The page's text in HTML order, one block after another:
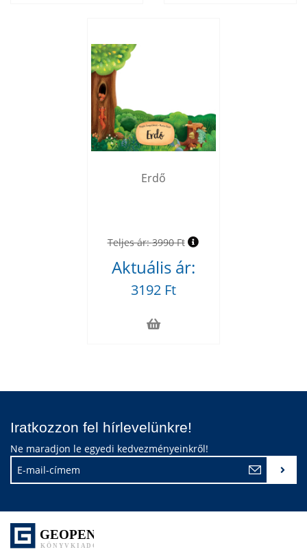
Erdő
Teljes ár:3990 Ft
Aktuális ár:
3192 Ft
Iratkozzon fel hírlevelünkre!
Ne maradjon le egyedi kedvezményeinkről!